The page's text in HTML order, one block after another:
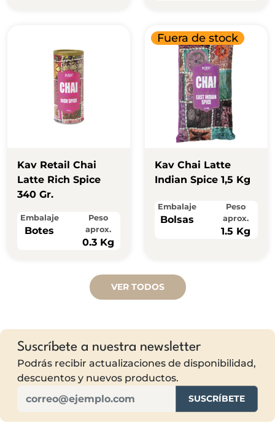
Kav Retail Chai
Latte Rich Spice
340 Gr.
Embalaje
Botes
Peso
aprox.
0.3 Kg
Fuera de stock
Kav Chai Latte
Indian Spice 1,5 Kg
Embalaje
Bolsas
Peso
aprox.
1.5 Kg
VER TODOS
Suscríbete a nuestra newsletter
Podrás recibir actualizaciones de disponibilidad,
descuentos y nuevos productos.
SUSCRÍBETE